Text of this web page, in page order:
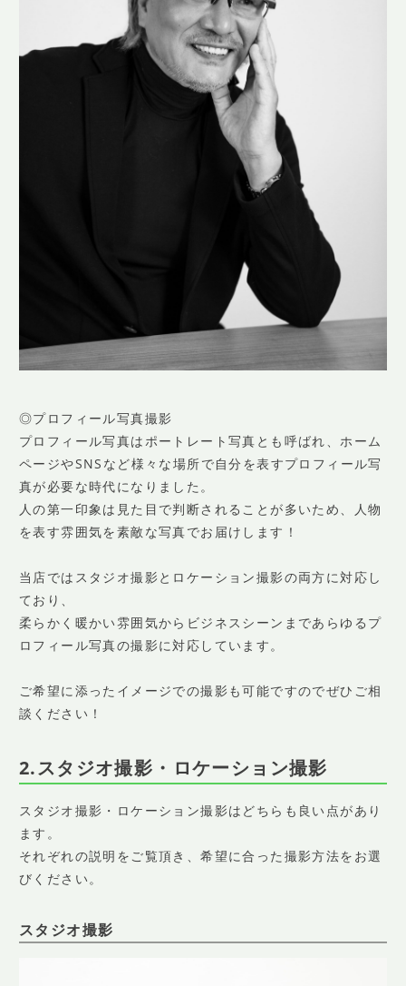
◎プロフィール写真撮影
プロフィール写真はポートレート写真とも呼ばれ、ホーム
ページやSNSなど様々な場所で自分を表すプロフィール写
真が必要な時代になりました。
人の第一印象は見た目で判断されることが多いため、人物
を表す雰囲気を素敵な写真でお届けします！
当店ではスタジオ撮影とロケーション撮影の両方に対応し
ており、
柔らかく暖かい雰囲気からビジネスシーンまであらゆるプ
ロフィール写真の撮影に対応しています。
ご希望に添ったイメージでの撮影も可能ですのでぜひご相
談ください！
2.スタジオ撮影・ロケーション撮影
スタジオ撮影・ロケーション撮影はどちらも良い点があり
ます。
それぞれの説明をご覧頂き、希望に合った撮影方法をお選
びください。
スタジオ撮影